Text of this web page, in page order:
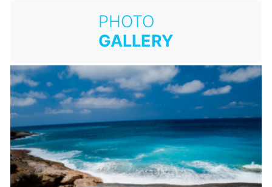
PHOTO
GALLERY